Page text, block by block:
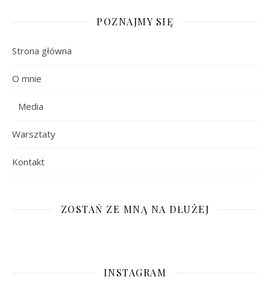
POZNAJMY SIĘ
Strona główna
O mnie
Media
Warsztaty
Kontakt
ZOSTAŃ ZE MNĄ NA DŁUŻEJ
INSTAGRAM